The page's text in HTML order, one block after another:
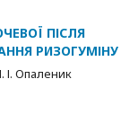
ПІСЛЯ
РИЗОГУМІНУ
І. Опаленик